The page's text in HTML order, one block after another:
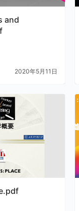
and
2020年5月11日